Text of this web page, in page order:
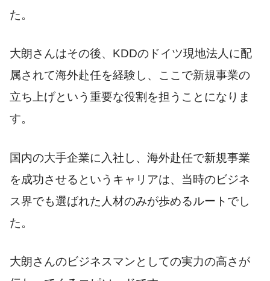
た。
大朗さんはその後、KDDのドイツ現地法人に配
属されて海外赴任を経験し、ここで新規事業の
立ち上げという重要な役割を担うことになりま
す。
国内の大手企業に入社し、海外赴任で新規事業
を成功させるというキャリアは、当時のビジネ
ス界でも選ばれた人材のみが歩めるルートでし
た。
大朗さんのビジネスマンとしての実力の高さが